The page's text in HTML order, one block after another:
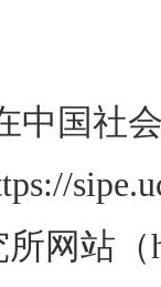
中国社
网站（